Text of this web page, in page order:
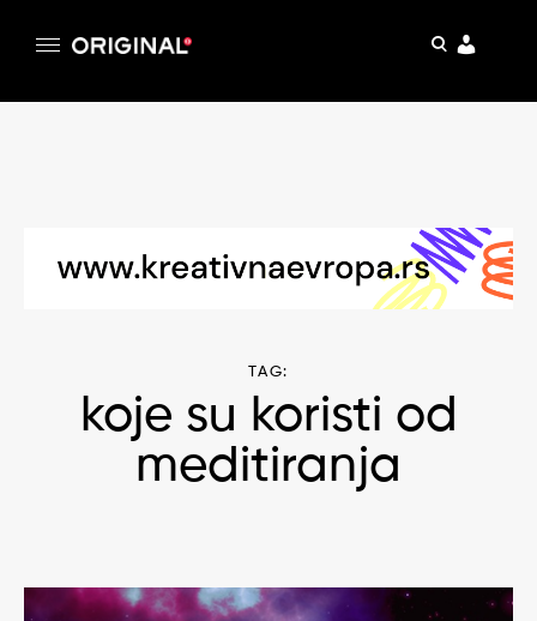
pretraga
TAG:
koje su koristi od
meditiranja